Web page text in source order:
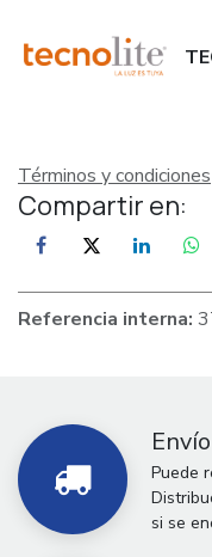
Términos y condiciones
Compartir en:
Referencia interna:
Puede
si se